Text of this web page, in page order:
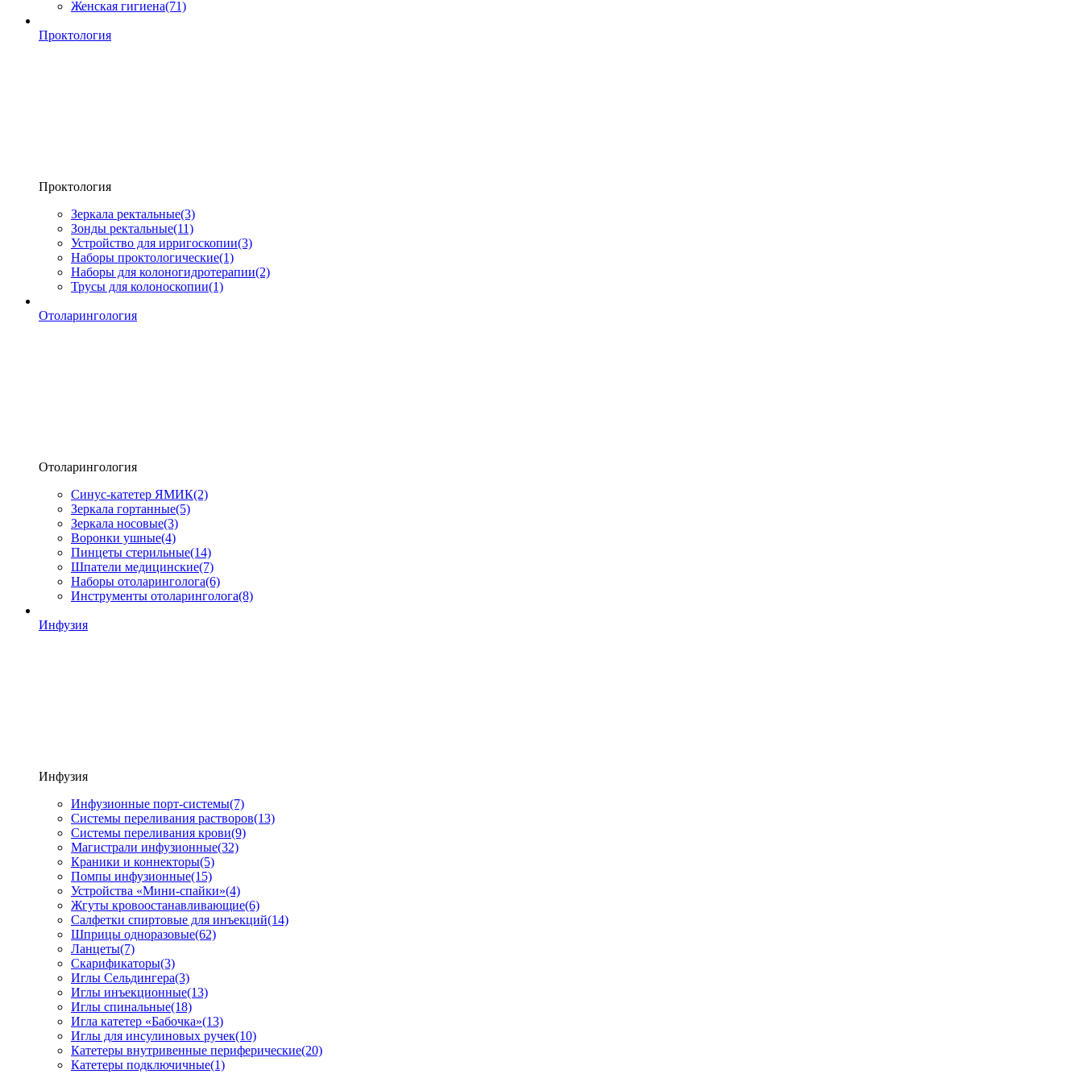
Женская гигиена(71)
Проктология
Проктология
Зеркала ректальные(3)
Зонды ректальные(11)
Устройство для ирригоскопии(3)
Наборы проктологические(1)
Наборы для колоногидротерапии(2)
Трусы для колоноскопии(1)
Отоларингология
Отоларингология
Синус-катетер ЯМИК(2)
Зеркала гортанные(5)
Зеркала носовые(3)
Воронки ушные(4)
Пинцеты стерильные(14)
Шпатели медицинские(7)
Наборы отоларинголога(6)
Инструменты отоларинголога(8)
Инфузия
Инфузия
Инфузионные порт-системы(7)
Системы переливания растворов(13)
Системы переливания крови(9)
Магистрали инфузионные(32)
Краники и коннекторы(5)
Помпы инфузионные(15)
Устройства «Мини-спайки»(4)
Жгуты кровоостанавливающие(6)
Салфетки спиртовые для инъекций(14)
Шприцы одноразовые(62)
Ланцеты(7)
Скарификаторы(3)
Иглы Сельдингера(3)
Иглы инъекционные(13)
Иглы спинальные(18)
Игла катетер «Бабочка»(13)
Иглы для инсулиновых ручек(10)
Катетеры внутривенные периферические(20)
Катетеры подключичные(1)